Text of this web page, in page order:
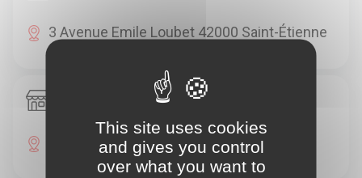
3 Avenue Emile Loubet 42000 Saint-Étienne
3 Rue Camille Pariat 42110 Feurs
This site uses cookies
and gives you control
over what you want to